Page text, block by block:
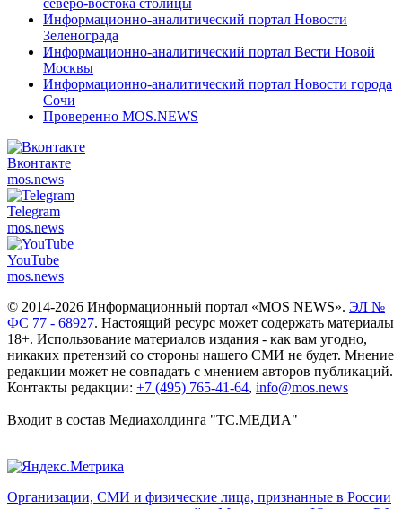
Информационно-аналитический портал Новости
Зеленограда
Информационно-аналитический портал Вести Новой
Москвы
Информационно-аналитический портал Новости города
Сочи
Проверенно MOS.NEWS
Вконтакте
mos.news
Telegram
mos.news
YouTube
mos.news
© 2014-2026 Информационный портал «MOS NEWS». ЭЛ №
ФС 77 - 68927. Настоящий ресурс может содержать материалы
18+. Использование материалов издания - как вам угодно,
никаких претензий со стороны нашего СМИ не будет. Мнение
редакции может не совпадать с мнением авторов публикаций.
Контакты редакции: +7 (495) 765-41-64, info@mos.news
Входит в состав Медиахолдинга "ТС.МЕДИА"
Организации, СМИ и физические лица, признанные в России